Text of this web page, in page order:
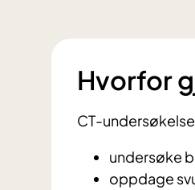
Hvorfor
CT-
undersøke
oppdage